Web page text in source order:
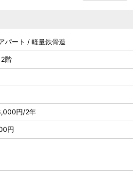
パート / 軽量鉄骨造
階
円/2年
円